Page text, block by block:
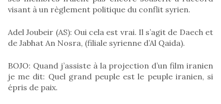
visant à un règlement politique du conflit syrien.
Adel Joubeir (AS): Oui cela est vrai. Il s’agit de Daech et
de Jabhat An Nosra, (filiale syrienne d’Al Qaida).
BOJO: Quand j’assiste à la projection d’un film iranien
je me dit: Quel grand peuple est le peuple iranien, si
épris de paix.